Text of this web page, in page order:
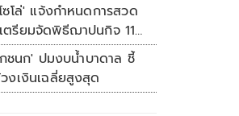
โล่' แจ้งกำหนดการสวด
ตรียมจัดพิธีฌาปนกิจ 11
ชนก' ปมงบน้ำบาดาล ชี้
งเงินเฉลี่ยสูงสุด